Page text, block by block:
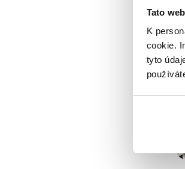
Tato
K
cookie.
tyto